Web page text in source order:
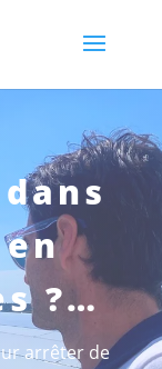
?…
arrêter de